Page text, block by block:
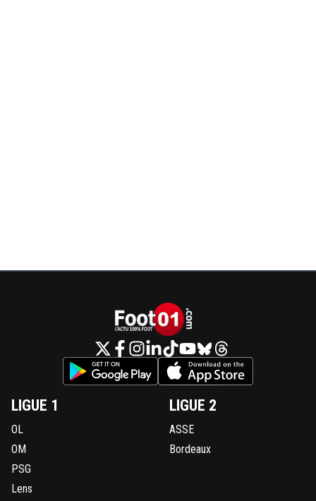
LIGUE 1
OL
OM
PSG
Lens
LIGUE 2
ASSE
Bordeaux